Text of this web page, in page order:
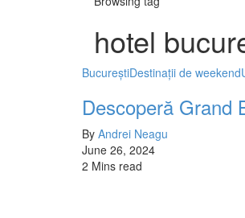
hotel
BucureștiDestinații de weekend
Descoperă Grand
By Andrei Neagu
June 26, 2024
2 Mins read